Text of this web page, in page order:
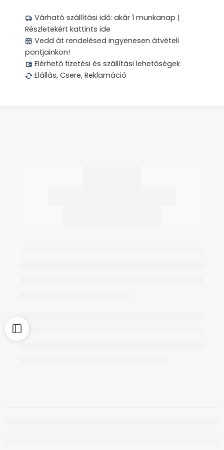
Várható szállítási idő: akár 1 munkanap |
Részletekért kattints ide
Vedd át rendelésed ingyenesen átvételi
pontjainkon!
Elérhető fizetési és szállítási lehetőségek
Elállás, Csere, Reklamáció